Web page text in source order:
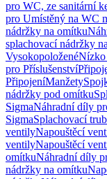
pro WC, ze sanitární
pro Umístěný na WC
nádržky na omítku
splachovací nádržky
VysokopoloženéNízko
pro Příslušenství
PřipojeníManžety
nádržky pod omítku
SigmaNáhradní díly
SigmaSplachovací
ventilyNapouštěcí
ventilyNapouštěcí
omítkuNáhradní díly
nádržky na omítku